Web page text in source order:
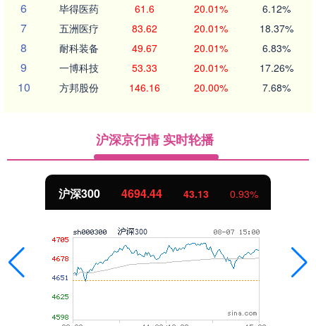
6 毕得医药 61.6 20.01% 6.12%
7 五洲医疗 83.62 20.01% 18.37%
8 耐科装备 49.67 20.01% 6.83%
9 一博科技 53.33 20.01% 17.26%
10 方邦股份 146.16 20.00% 7.68%
沪深京行情 实时轮播
沪深300 4694.44 43.13 0.93%